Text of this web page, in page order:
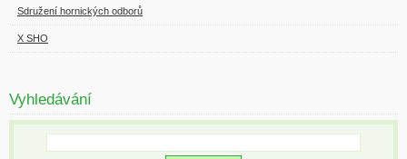
Sdružení hornických odborů
X SHO
Vyhledávání